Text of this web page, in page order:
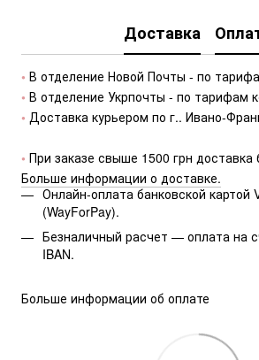
Доставка
• В отделение Новой Почты - по
• В отделение Укрпочты - по тарифам
• Доставка курьером по г.. Ивано-
• При заказе свыше 1500 грн доставка
Больше информации о доставке.
Онлайн-оплата банковской картой
(WayForPay).
Безналичный расчет — оплата на
IBAN.
Больше информации об оплате